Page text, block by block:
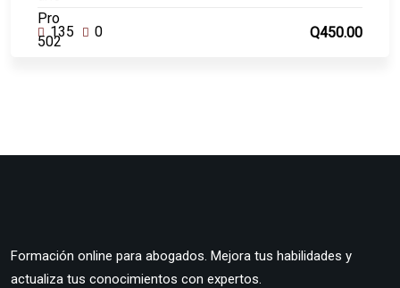
135 0 Q450.00
Formación online para abogados. Mejora tus habilidades y
actualiza tus conocimientos con expertos.